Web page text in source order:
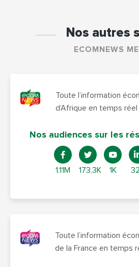
Nos autres
ECOMNEWS
Toute l’information
d’Afrique en temps réel
Nos audiences sur les
1.11M 173,3K 1K
Toute l’information
de la France en temps